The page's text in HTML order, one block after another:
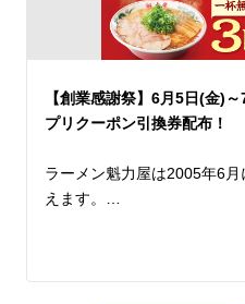
格的な仕上がりに。
また、辛いものが苦手な方
辛さを抑えた「セアブラ胡
さらに、刺激を求める方に
痺れと辛さを追加することも
暑さで食欲が落ちがちなこ
麻辣担々麺」と「セアブラ胡
ぜひこの機会に、ランチや
【創業感謝祭】6月5日(金)
プリクーポン引換券配布！
ラーメン魁力屋は2005年6
えます。